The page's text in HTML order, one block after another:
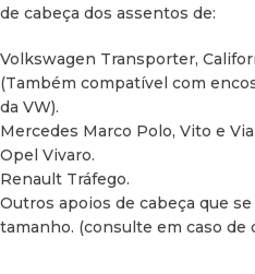
de cabeça dos assentos de:
Volkswagen Transporter,
(Também compatível com
da VW).
Mercedes Marco Polo, Vito e
Opel Vivaro.
Renault Tráfego.
Outros apoios de cabeça que
tamanho. (consulte em caso de